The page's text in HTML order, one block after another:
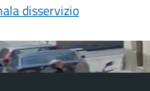
disservizio